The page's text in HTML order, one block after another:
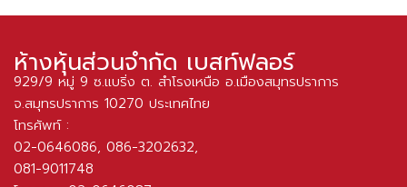
ห้างหุ้นส่วนจำกัด เบสท์ฟลอร์
929/9 หมู่ 9 ซ.แบริ่ง ต. สำโรงเหนือ อ.เมืองสมุทรปราการ
จ.สมุทรปราการ 10270 ประเทศไทย
โทรศัพท์ :
02-0646086, 086-3202632,
081-9011748